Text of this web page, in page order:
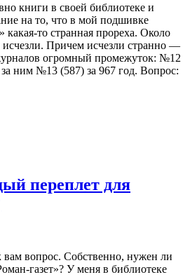
книги в своей библиотеке и
на то, что в мой подшивке
какая-то странная прореха. Около
исчезли. Причем исчезли странно —
огромный промежуток: №12
за ним №13 (587) за 967 год. Вопрос:
переплет для
вам вопрос. Собственно, нужен ли
газет»? У меня в библиотеке